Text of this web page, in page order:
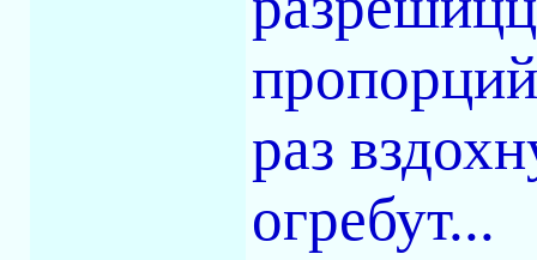
раз
огребут...